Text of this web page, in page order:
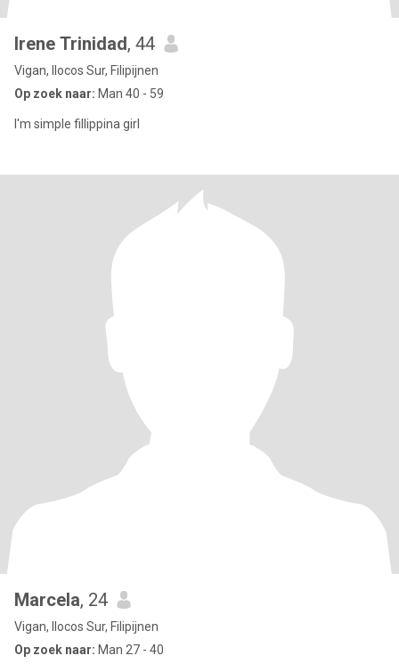
Irene Trinidad, 44
Vigan, Ilocos Sur, Filipijnen
Op zoek naar: Man 40 - 59
I'm simple fillippina girl
Marcela, 24
Vigan, Ilocos Sur, Filipijnen
Op zoek naar: Man 27 - 40